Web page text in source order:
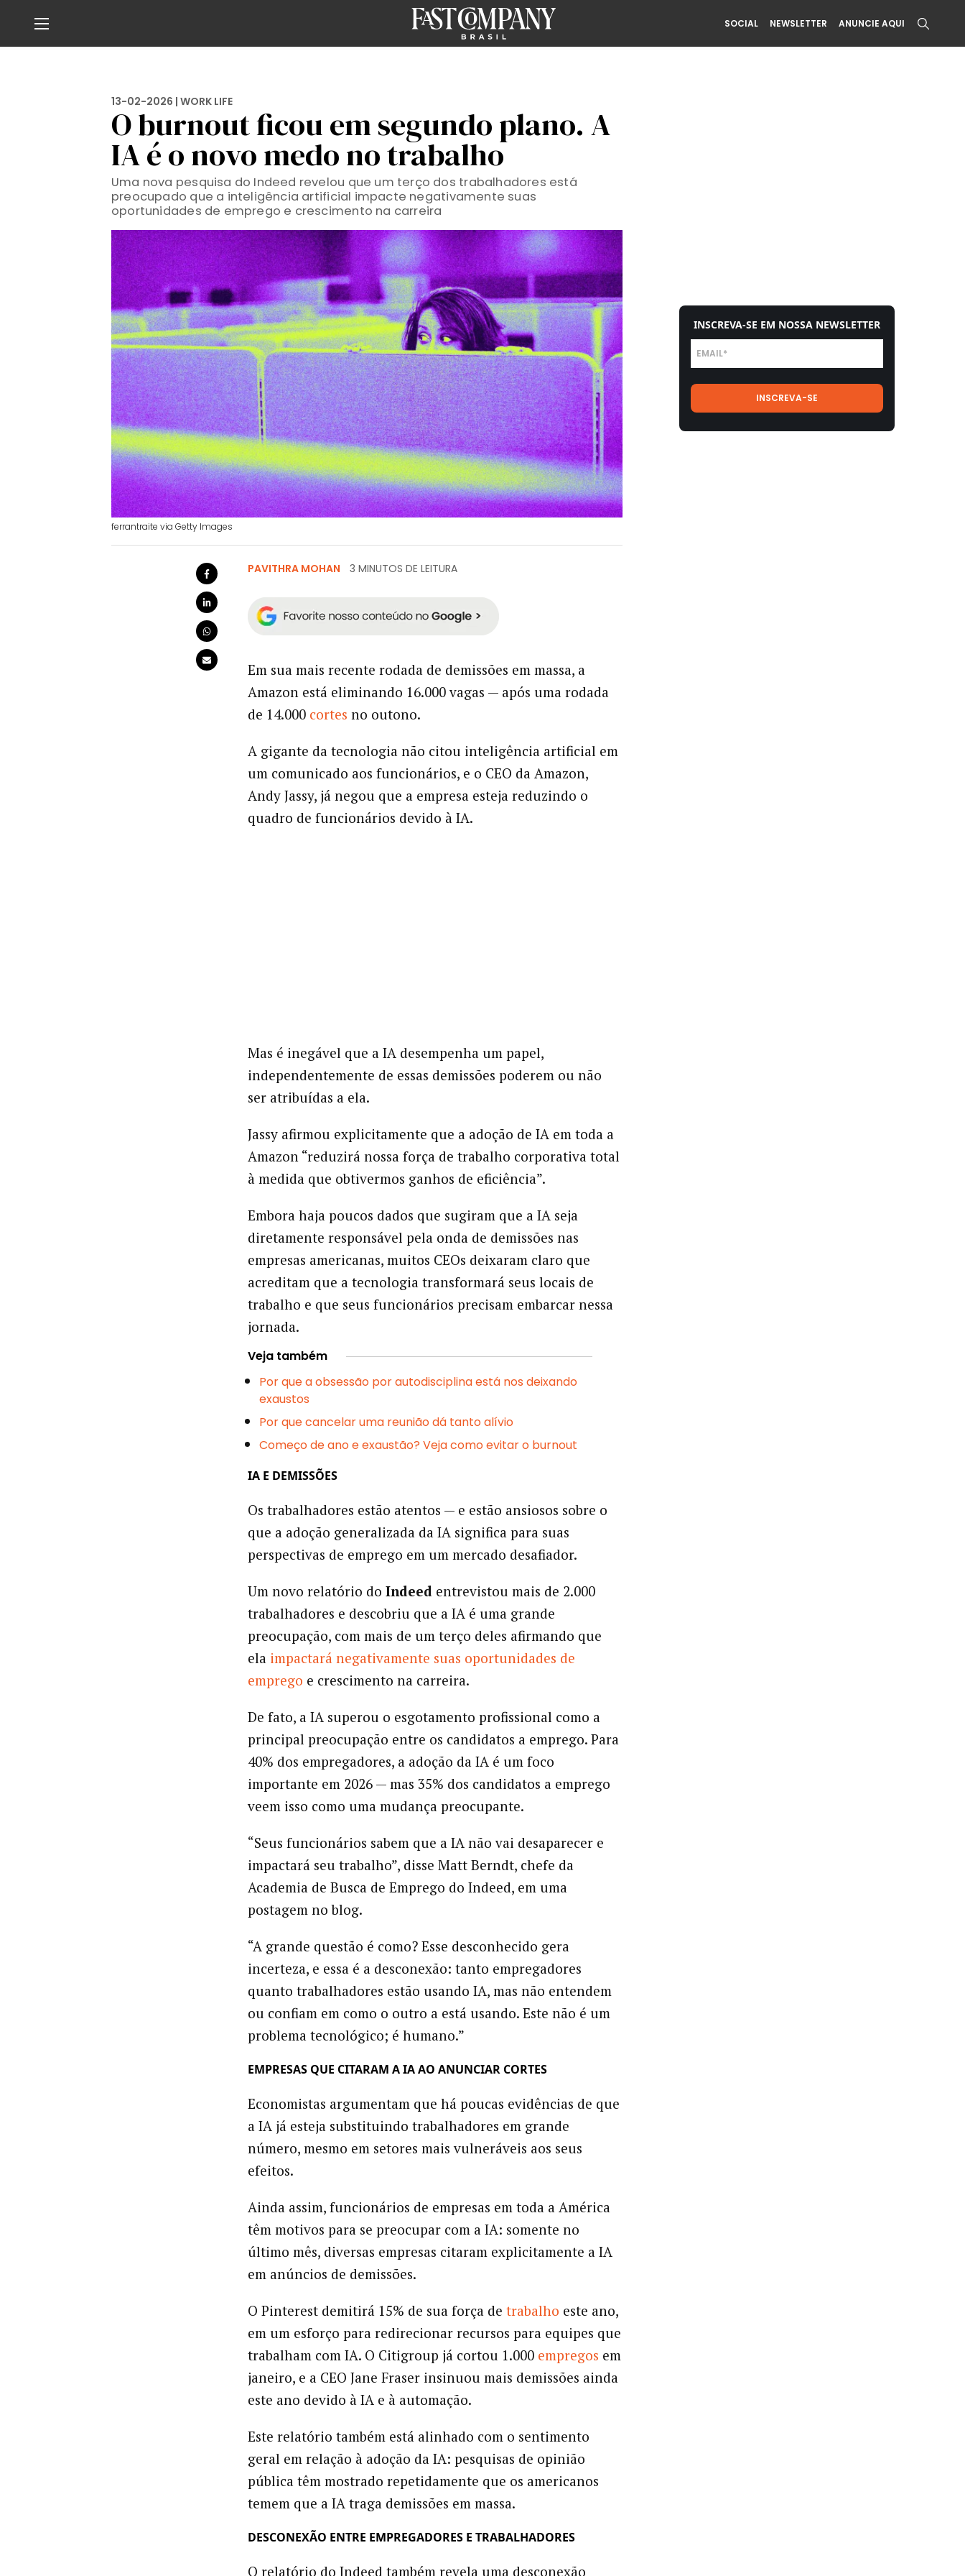
SOCIAL NEWSLETTER ANUNCIE AQUI
13-02-2026 | WORK LIFE
O burnout ficou em segundo plano. A
IA é o novo medo no trabalho
Uma nova pesquisa do Indeed revelou que um terço dos trabalhadores está
preocupado que a inteligência artificial impacte negativamente suas
oportunidades de emprego e crescimento na carreira
ferrantraite via Getty Images
PAVITHRA MOHAN 3 MINUTOS DE LEITURA
Em sua mais recente rodada de demissões em massa, a
Amazon está eliminando 16.000 vagas — após uma rodada
de 14.000 cortes no outono.
A gigante da tecnologia não citou inteligência artificial em
um comunicado aos funcionários, e o CEO da Amazon,
Andy Jassy, já negou que a empresa esteja reduzindo o
quadro de funcionários devido à IA.
Mas é inegável que a IA desempenha um papel,
independentemente de essas demissões poderem ou não
ser atribuídas a ela.
Jassy afirmou explicitamente que a adoção de IA em toda a
Amazon “reduzirá nossa força de trabalho corporativa total
à medida que obtivermos ganhos de eficiência”.
Embora haja poucos dados que sugiram que a IA seja
diretamente responsável pela onda de demissões nas
empresas americanas, muitos CEOs deixaram claro que
acreditam que a tecnologia transformará seus locais de
trabalho e que seus funcionários precisam embarcar nessa
jornada.
Veja também
Por que a obsessão por autodisciplina está nos deixando
exaustos
Por que cancelar uma reunião dá tanto alívio
Começo de ano e exaustão? Veja como evitar o burnout
IA E DEMISSÕES
Os trabalhadores estão atentos — e estão ansiosos sobre o
que a adoção generalizada da IA significa para suas
perspectivas de emprego em um mercado desafiador.
Um novo relatório do Indeedentrevistou mais de 2.000
trabalhadores e descobriu que a IA é uma grande
preocupação, com mais de um terço deles afirmando que
ela impactará negativamente suas oportunidades de
emprego e crescimento na carreira.
De fato, a IA superou o esgotamento profissional como a
principal preocupação entre os candidatos a emprego. Para
40% dos empregadores, a adoção da IA é um foco
importante em 2026 — mas 35% dos candidatos a emprego
veem isso como uma mudança preocupante.
“Seus funcionários sabem que a IA não vai desaparecer e
impactará seu trabalho”, disse Matt Berndt, chefe da
Academia de Busca de Emprego do Indeed, em uma
postagem no blog.
“A grande questão é como? Esse desconhecido gera
incerteza, e essa é a desconexão: tanto empregadores
quanto trabalhadores estão usando IA, mas não entendem
ou confiam em como o outro a está usando. Este não é um
problema tecnológico; é humano.”
EMPRESAS QUE CITARAM A IA AO ANUNCIAR CORTES
Economistas argumentam que há poucas evidências de que
a IA já esteja substituindo trabalhadores em grande
número, mesmo em setores mais vulneráveis aos seus
efeitos.
Ainda assim, funcionários de empresas em toda a América
têm motivos para se preocupar com a IA: somente no
último mês, diversas empresas citaram explicitamente a IA
em anúncios de demissões.
O Pinterest demitirá 15% de sua força de trabalho este ano,
em um esforço para redirecionar recursos para equipes que
trabalham com IA. O Citigroup já cortou 1.000 empregos em
janeiro, e a CEO Jane Fraser insinuou mais demissões ainda
este ano devido à IA e à automação.
Este relatório também está alinhado com o sentimento
geral em relação à adoção da IA: pesquisas de opinião
pública têm mostrado repetidamente que os americanos
temem que a IA traga demissões em massa.
DESCONEXÃO ENTRE EMPREGADORES E TRABALHADORES
O relatório do Indeed também revela uma desconexão
INSCREVA-SE EM NOSSA NEWSLETTER